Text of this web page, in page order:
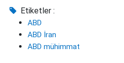
Etiketler :
ABD
ABD İran
ABD mühimmat